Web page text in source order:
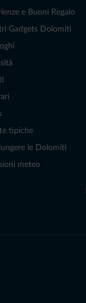
e Buoni Regalo
Gadgets Dolomiti
tipiche
le Dolomiti
meteo